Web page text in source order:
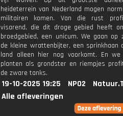
heideterrein van Nederland mogen
militairen komen. Van die rust
visarend, die dit droge gebied heeft
broedgebied, een unicum. We gaan op
de kleine wrattenbijter, een sprinkhaan
land alleen hier nog voorkomt. En
planten als grondster en riempjes
de zware tanks.
19-10-2025 19:25 NPO2
Alle afleveringen